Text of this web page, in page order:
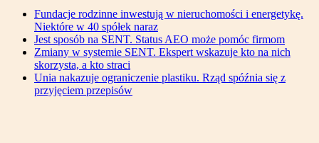
Fundacje rodzinne inwestują w nieruchomości i energetykę.
Niektóre w 40 spółek naraz
Jest sposób na SENT. Status AEO może pomóc firmom
Zmiany w systemie SENT. Ekspert wskazuje kto na nich
skorzysta, a kto straci
Unia nakazuje ograniczenie plastiku. Rząd spóźnia się z
przyjęciem przepisów